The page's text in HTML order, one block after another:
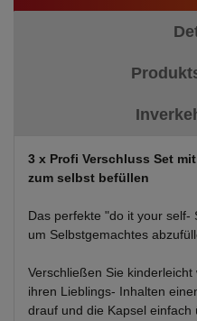
3 x Profi Verschluss Set
zum selbst befüllen
Das perfekte "do it your self-
um Selbstgemachtes
Verschließen Sie
ihren Lieblings- Inhalten
drauf und die Kapsel